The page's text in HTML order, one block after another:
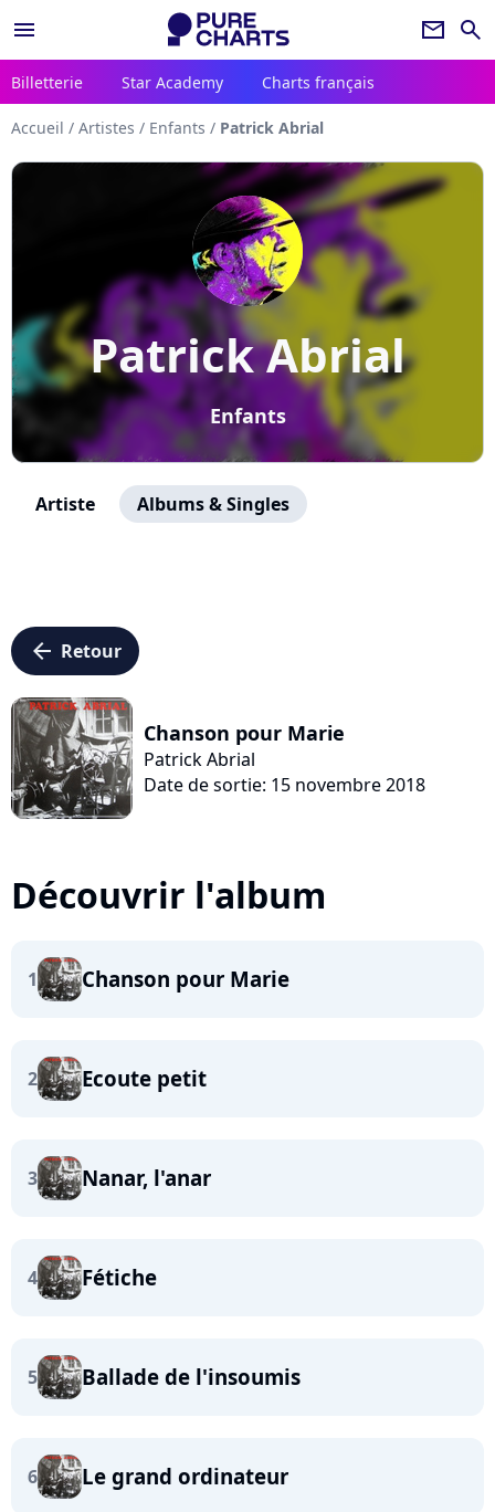
menu newsletter search
Billetterie Star Academy Charts français
Accueil / Artistes / Enfants / Patrick Abrial
Patrick Abrial
Enfants
Artiste Albums & Singles
arrow_left Retour
Chanson pour Marie
Patrick Abrial
Date de sortie: 15 novembre 2018
Découvrir l'album
1 Chanson pour Marie
2 Ecoute petit
3 Nanar, l'anar
4 Fétiche
5 Ballade de l'insoumis
6 Le grand ordinateur